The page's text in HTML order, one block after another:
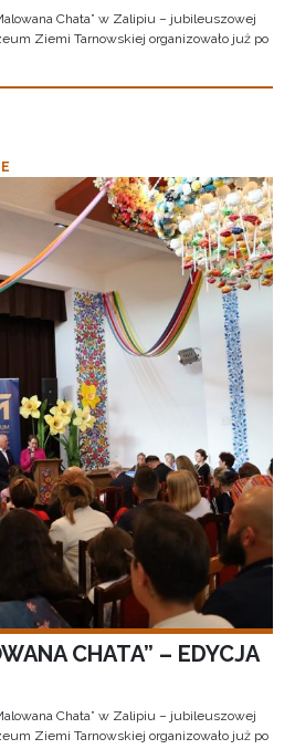
Chata” w Zalipiu – jubileuszowej
Ziemi Tarnowskiej organizowało już po
CHATA” – EDYCJA
Chata” w Zalipiu – jubileuszowej
Ziemi Tarnowskiej organizowało już po